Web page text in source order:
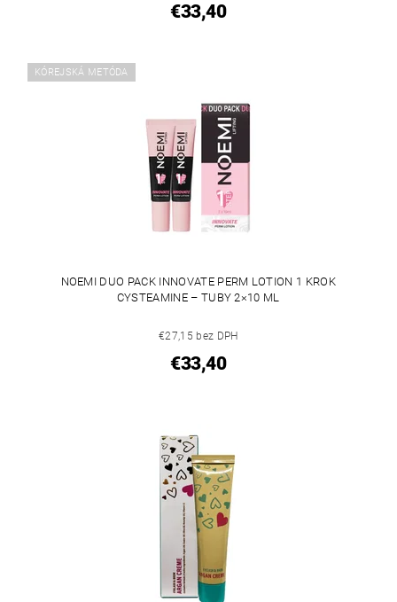
€33,40
KÓREJSKÁ METÓDA
NOEMI DUO PACK INNOVATE PERM LOTION 1 KROK
CYSTEAMINE – TUBY 2×10 ML
€27,15 bez DPH
€33,40